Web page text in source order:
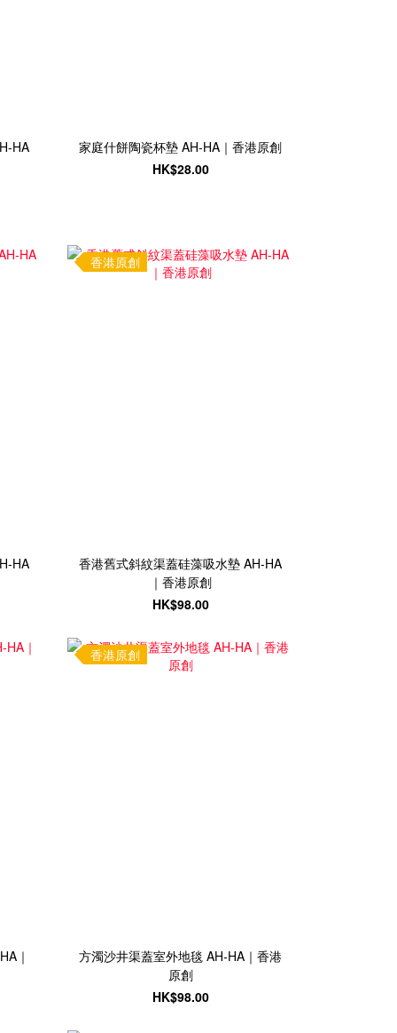
HA
家庭什餅陶瓷杯墊 AH-HA｜香港原創
HK$28.00
HA
香港原創
香港舊式斜紋渠蓋硅藻吸水墊 AH-HA
｜香港原創
HK$98.00
｜
香港原創
方濁沙井渠蓋室外地毯 AH-HA｜香港
原創
HK$98.00